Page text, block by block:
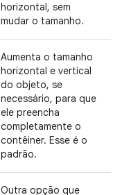
horizontal, sem
mudar o tamanho.
Aumenta o tamanho
horizontal e vertical
do objeto, se
necessário, para que
ele preencha
completamente o
contêiner. Esse é o
padrão.
Outra opção que